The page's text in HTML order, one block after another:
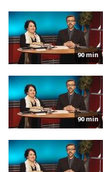
90 min
90 min